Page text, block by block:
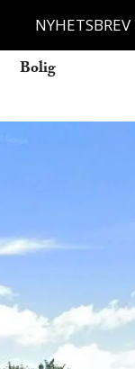
NYHETSBREV
Bolig